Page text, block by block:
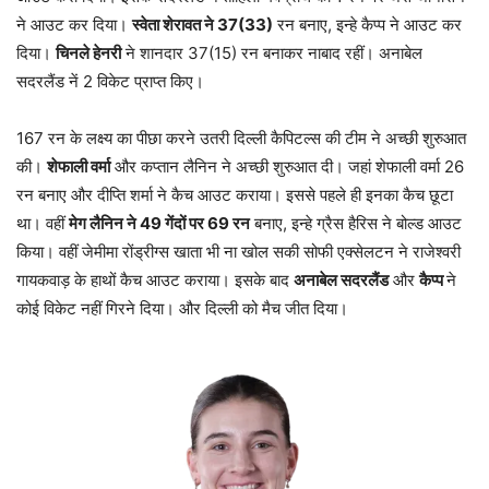
ने आउट कर दिया।स्वेता शेरावत ने 37(33) रन बनाए, इन्हे कैप्प ने आउट कर
दिया।चिनले हेनरीने शानदार 37(15) रन बनाकर नाबाद रहीं। अनाबेल
सदरलैंड नें 2 विकेट प्राप्त किए।
167 रन के लक्ष्य का पीछा करने उतरी दिल्ली कैपिटल्स की टीम ने अच्छी शुरुआत
की।शेफाली वर्माऔर कप्तान लैनिन ने अच्छी शुरुआत दी। जहां शेफाली वर्मा 26
रन बनाए और दीप्ति शर्मा ने कैच आउट कराया। इससे पहले ही इनका कैच छूटा
था। वहींमेग लैनिन ने 49 गेंदों पर 69 रनबनाए, इन्हे ग्रैस हैरिस ने बोल्ड आउट
किया। वहीं जेमीमा रोंड्रीग्स खाता भी ना खोल सकी सोफी एक्सेलटन ने राजेश्वरी
गायकवाड़ के हाथों कैच आउट कराया। इसके बाद अनाबेल सदरलैंडऔरकैप्पने
कोई विकेट नहीं गिरने दिया। और दिल्ली को मैच जीत दिया।